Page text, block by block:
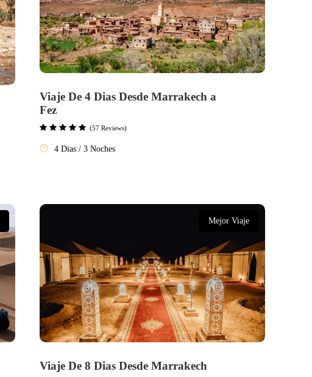
Viaje De 4 Dias Desde Marrakech a
Fez
4 Dias / 3 Noches
(57 Reviews)
Mejor Viaje
Viaje De 8 Dias Desde Marrakech